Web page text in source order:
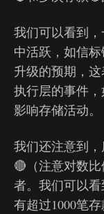
我们可以看到
中活跃，如信
升级的预期，这
执行层的事件
影响存储活动。
我们还注意到
🔴（注意对数
者。我们可以
有超过1000笔